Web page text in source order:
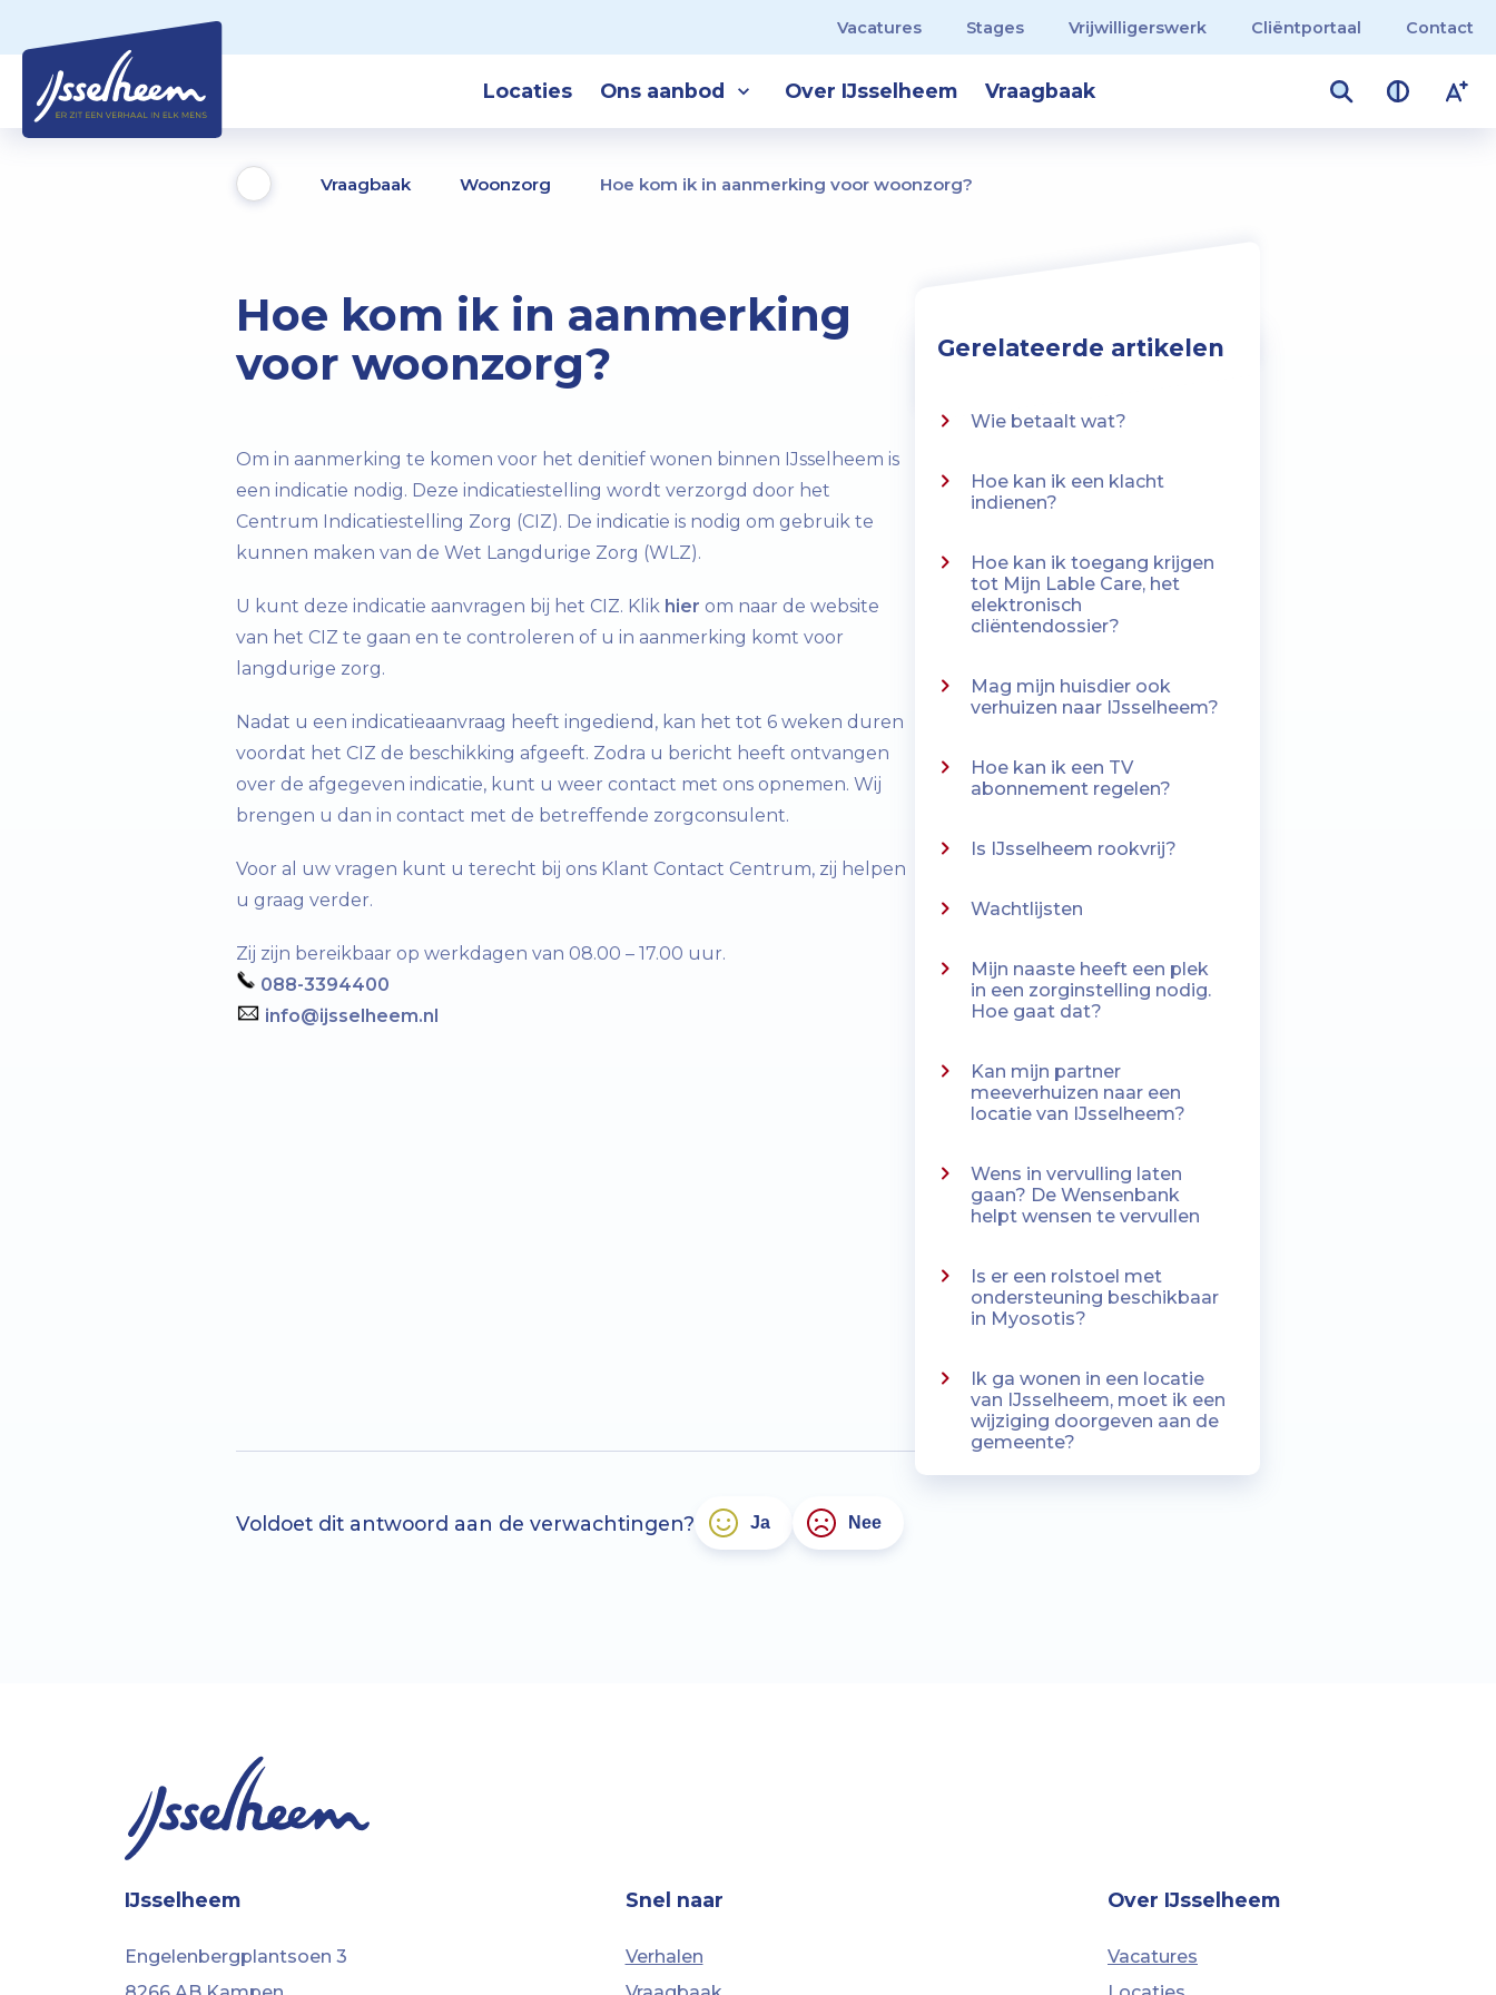
Vacatures Stages Vrijwilligerswerk Cliëntportaal Contact
Locaties Ons aanbod Over IJsselheem Vraagbaak
Vraagbaak Woonzorg Hoe kom ik in aanmerking voor woonzorg?
Hoe kom ik in aanmerking
voor woonzorg?
Om in aanmerking te komen voor het denitief wonen binnen IJsselheem is
een indicatie nodig. Deze indicatiestelling wordt verzorgd door het
Centrum Indicatiestelling Zorg (CIZ). De indicatie is nodig om gebruik te
kunnen maken van de Wet Langdurige Zorg (WLZ).
U kunt deze indicatie aanvragen bij het CIZ. Klik hier om naar de website
van het CIZ te gaan en te controleren of u in aanmerking komt voor
langdurige zorg.
Nadat u een indicatieaanvraag heeft ingediend, kan het tot 6 weken duren
voordat het CIZ de beschikking afgeeft. Zodra u bericht heeft ontvangen
over de afgegeven indicatie, kunt u weer contact met ons opnemen. Wij
brengen u dan in contact met de betreffende zorgconsulent.
Voor al uw vragen kunt u terecht bij ons Klant Contact Centrum, zij helpen
u graag verder.
Zij zijn bereikbaar op werkdagen van 08.00 – 17.00 uur.
088-3394400
info@ijsselheem.nl
Voldoet dit antwoord aan de verwachtingen? Ja Nee
Gerelateerde artikelen
Wie betaalt wat?
Hoe kan ik een klacht
indienen?
Hoe kan ik toegang krijgen
tot Mijn Lable Care, het
elektronisch
cliëntendossier?
Mag mijn huisdier ook
verhuizen naar IJsselheem?
Hoe kan ik een TV
abonnement regelen?
Is IJsselheem rookvrij?
Wachtlijsten
Mijn naaste heeft een plek
in een zorginstelling nodig.
Hoe gaat dat?
Kan mijn partner
meeverhuizen naar een
locatie van IJsselheem?
Wens in vervulling laten
gaan? De Wensenbank
helpt wensen te vervullen
Is er een rolstoel met
ondersteuning beschikbaar
in Myosotis?
Ik ga wonen in een locatie
van IJsselheem, moet ik een
wijziging doorgeven aan de
gemeente?
IJsselheem
Engelenbergplantsoen 3
Snel naar
Verhalen
Over IJsselheem
Vacatures